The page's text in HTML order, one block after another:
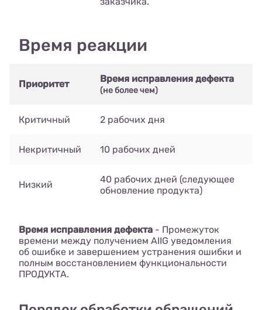
Время реакции
Приоритет Время исправления дефекта
(не более чем)
Критичный 2 рабочих дня
Некритичный 10 рабочих дней
Низкий
40 рабочих дней (следующее
обновление продукта)
Время исправления дефекта - Промежуток
времени между получением AIIG уведомления
об ошибке и завершением устранения ошибки и
полным восстановлением функциональности
ПРОДУКТА.